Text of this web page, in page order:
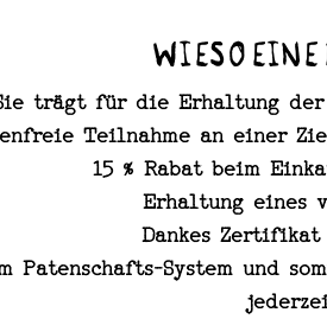
Wieso
trägt für die Erhaltung
Teilnahme an einer
15 % Rabat beim
Erhaltung eines
Dankes
Patenschafts-System und